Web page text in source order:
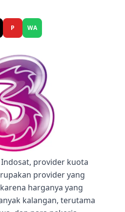
P WA
provider kuota
provider yang
harganya yang
kalangan, terutama